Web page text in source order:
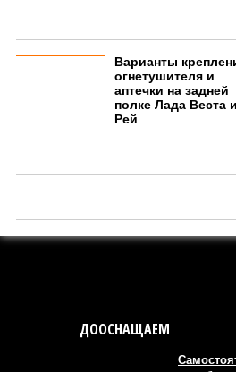
Варианты
огнетушителя и
аптечки на задней
полке Лада Веста
Рей
ДООСНАЩАЕМ